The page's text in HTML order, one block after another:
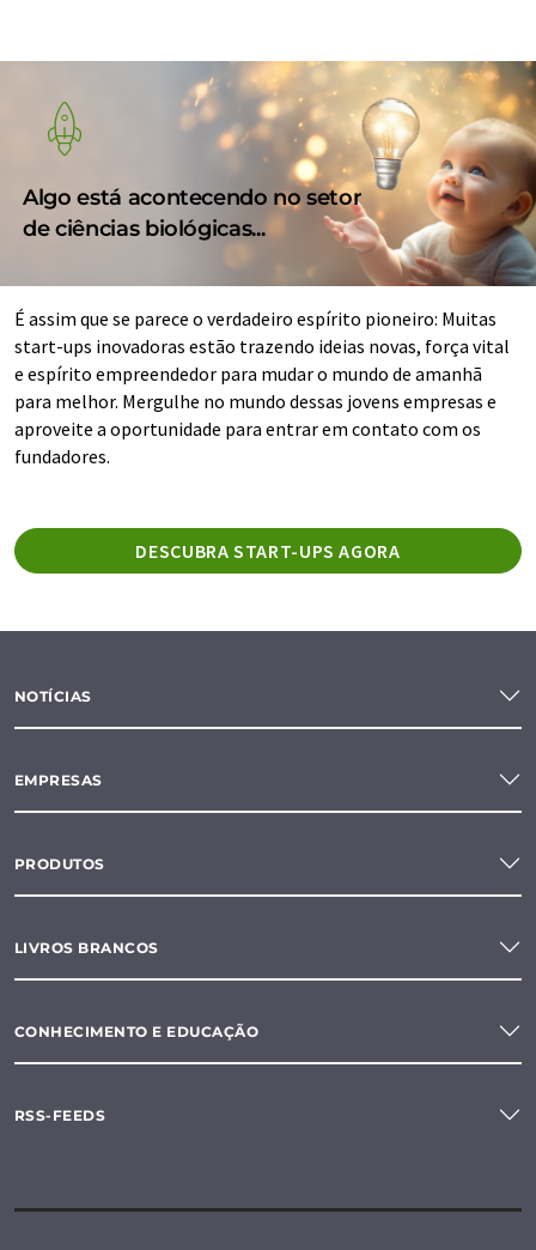
Algo está acontecendo no setor
de ciências biológicas...
É assim que se parece o verdadeiro espírito pioneiro: Muitas
start-ups inovadoras estão trazendo ideias novas, força vital
e espírito empreendedor para mudar o mundo de amanhã
para melhor. Mergulhe no mundo dessas jovens empresas e
aproveite a oportunidade para entrar em contato com os
fundadores.
DESCUBRA START-UPS AGORA
NOTÍCIAS
EMPRESAS
PRODUTOS
LIVROS BRANCOS
CONHECIMENTO E EDUCAÇÃO
RSS-FEEDS